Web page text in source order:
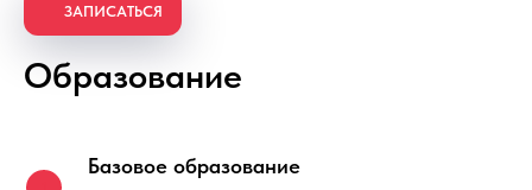
ЗАПИСАТЬСЯ
Образование
Базовое образование
ЗУБОВ